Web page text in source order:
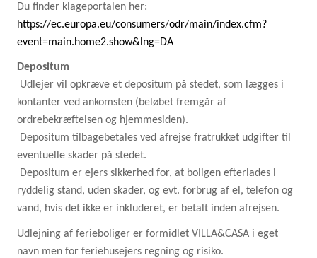
Du finder klageportalen her:
https://ec.europa.eu/consumers/odr/main/index.cfm?
event=main.home2.show&lng=DA
Depositum
Udlejer vil opkræve et depositum på stedet, som lægges i
kontanter ved ankomsten (beløbet fremgår af
ordrebekræftelsen og hjemmesiden).
Depositum tilbagebetales ved afrejse fratrukket udgifter til
eventuelle skader på stedet.
Depositum er ejers sikkerhed for, at boligen efterlades i
ryddelig stand, uden skader, og evt. forbrug af el, telefon og
vand, hvis det ikke er inkluderet, er betalt inden afrejsen.
Udlejning af ferieboliger er formidlet VILLA&CASA i eget
navn men for feriehusejers regning og risiko.